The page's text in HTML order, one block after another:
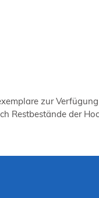
zur
Restbestände der